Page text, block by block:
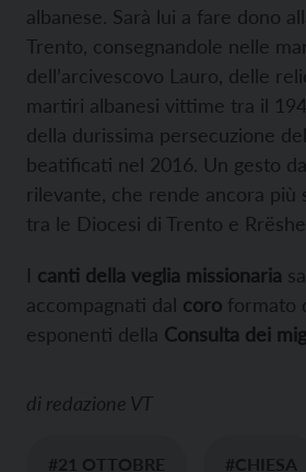
albanese. Sarà lui a fare dono
Trento, consegnandole nelle
dell’arcivescovo Lauro, delle
martiri albanesi vittime tra il
della durissima persecuzione
beatificati nel 2016. Un gesto
rilevante, che rende ancora più
tra le Diocesi di Trento e
I canti della veglia missionaria
accompagnati dal coro formato
esponenti della Consulta dei
di redazione VT
#21 OTTOBRE #CHIESA